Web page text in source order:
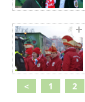
< 1 2